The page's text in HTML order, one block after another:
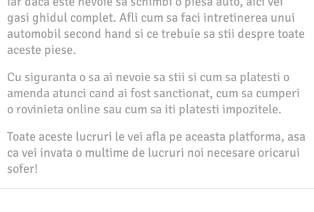
gasi ghidul complet. Afli cum sa faci intretinerea unui
automobil second hand si ce trebuie sa stii despre toate
aceste piese.
Cu siguranta o sa ai nevoie sa stii si cum sa platesti o
amenda atunci cand ai fost sanctionat, cum sa cumperi
o rovinieta online sau cum sa iti platesti impozitele.
Toate aceste lucruri le vei afla pe aceasta platforma, asa
ca vei invata o multime de lucruri noi necesare oricarui
sofer!